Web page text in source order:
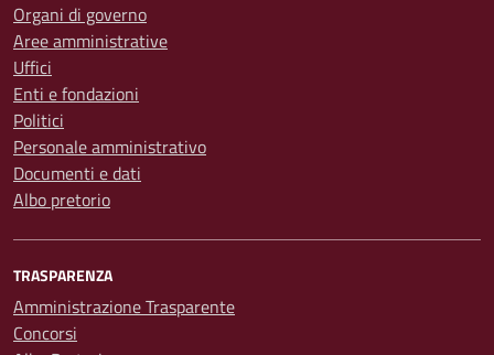
Organi di governo
Aree amministrative
Uffici
Enti e fondazioni
Politici
Personale amministrativo
Documenti e dati
Albo pretorio
TRASPARENZA
Amministrazione Trasparente
Concorsi